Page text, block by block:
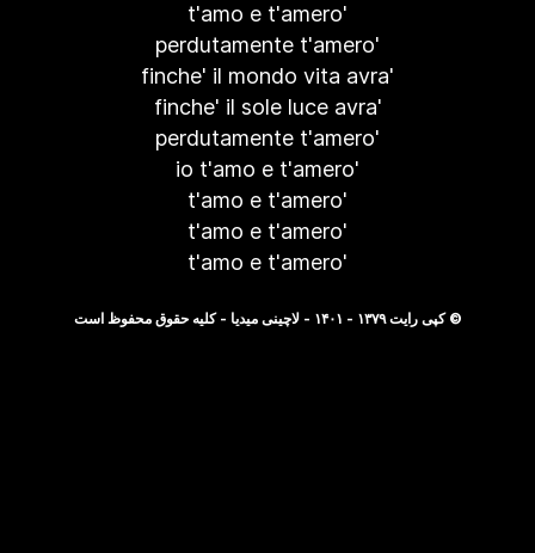
t'amo e t'amero'
perdutamente t'amero'
finche' il mondo vita avra'
finche' il sole luce avra'
perdutamente t'amero'
io t'amo e t'amero'
t'amo e t'amero'
t'amo e t'amero'
t'amo e t'amero'
© کپی رایت ۱۳۷۹ - ۱۴۰۱ - لاچینی میدیا - کلیه حقوق محفوظ است